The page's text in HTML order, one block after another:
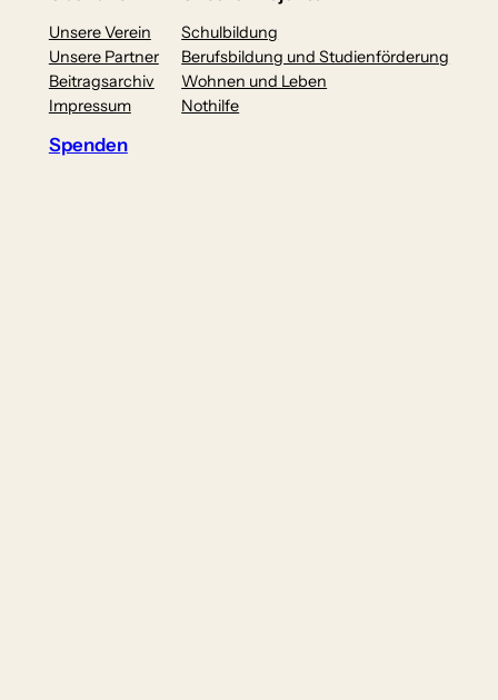
Unsere Verein
Unsere Partner
Beitragsarchiv
Impressum
Schulbildung
Berufsbildung und Studienförderung
Wohnen und Leben
Nothilfe
Spenden